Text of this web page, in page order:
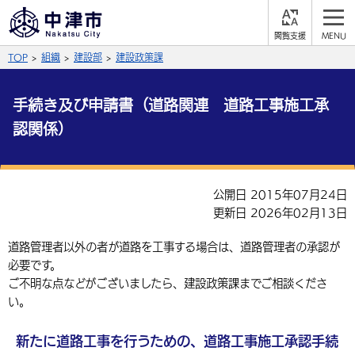
やさしい日本語
よみあげる
文字の大きさ
英語（English） 中国語（簡体字）
公式SNS
Facebook X (Twitter) YouTube
サイト内検索
くらしの情報
届出・登録・証明
福祉・介護
税金 住宅・インフラ
事業者の方へ
入札・契約
農林水産業 税金
子育て・教育
施設情報 子どもを預ける
観光・移住
TOP 組織 建設部 建設政策課
手続き及び申請書（道路関連 道路工事施工承
認関係）
公開日 2015年07月24日
更新日 2026年02月13日
道路管理者以外の者が道路を工事する場合は、道路管理者の承認が
必要です。
ご不明な点などがございましたら、建設政策課までご相談くださ
い。
新たに道路工事を行うための、道路工事施工承認手続